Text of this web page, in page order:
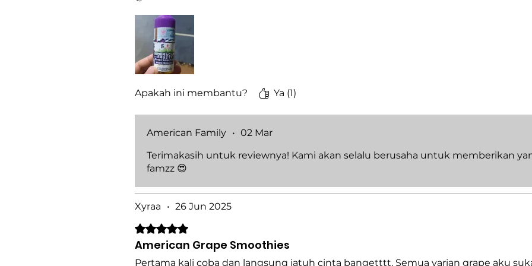
Apakah ini membantu? Ya (1)
American Family • 02 Mar
Terimakasih untuk reviewnya! Kami akan selalu berusaha untuk memberikan
famzz 😍
Xyraa • 26 Jun 2025
Dinilai 5 dari 5 bintang.
American Grape Smoothies
Pertama kali coba dan langsung jatuh cinta bangetttt. Semua varian grape aku